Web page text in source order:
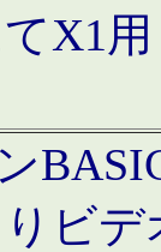
てX1
りビ